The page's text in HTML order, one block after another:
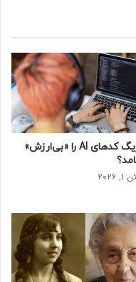
مرجع، یعنی دوره
درجه است. سرویس هواشناسی آلمان
با مقادیر چندساله،
را فراهم می‌کند.
طبق اعلام سرویس هواشناسی آلمان، سال ۲۰۲۴ علاوه بر گرمی،
ابتدای سال میلادی و بهار
منجر شد.
چرا زیگ کدهای AI را «بی‌ارزش»
2026